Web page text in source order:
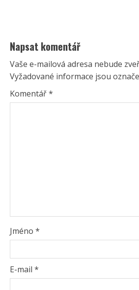
Napsat komentář
Vaše e-mailová adresa nebude
Vyžadované informace jsou
Komentář*
Jméno *
E-mail *